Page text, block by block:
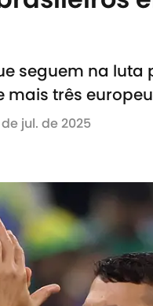
seguem na luta
mais três
jul. de 2025